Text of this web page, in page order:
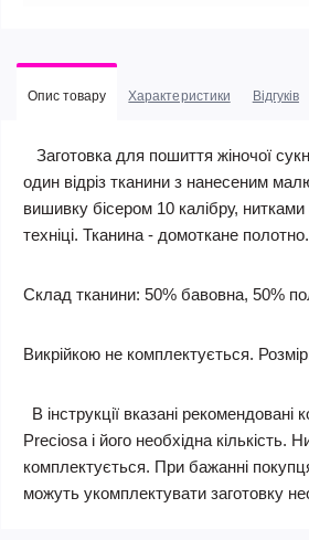
Опис товару Характеристики Відгуків
Заготовка для пошиття жіночої
один відріз тканини з нанесеним
вишивку бісером 10 калібру, нитками
техніці. Тканина - домоткане полотно.
Склад тканини: 50% бавовна, 50%
Викрійкою не комплектується.
В інструкції вказані рекомендовані
Preciosa і його необхідна кількість.
комплектується. При бажанні
можуть укомплектувати заготовку